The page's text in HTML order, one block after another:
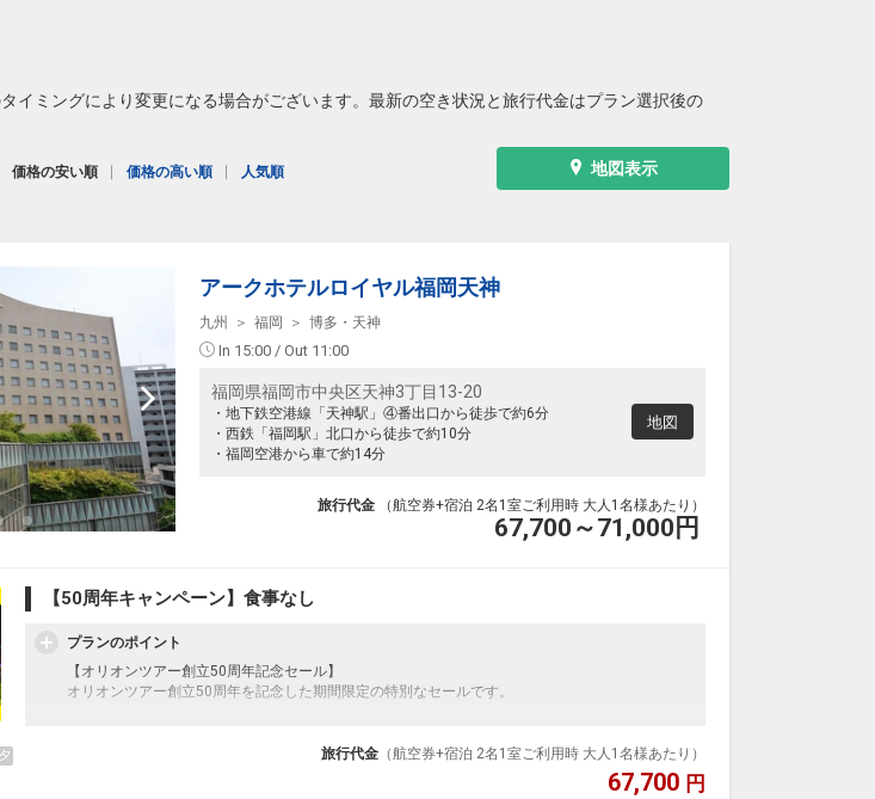
イミングにより変更になる場合がございます。最新の空き状況と旅行代金はプラン選択後の
地図表示
価格の安い順 価格の高い順 人気順
アークホテルロイヤル福岡天神
九州 福岡 博多・天神
In 15:00 / Out 11:00
福岡県福岡市中央区天神3丁目13-20
・地下鉄空港線「天神駅」④番出口から徒歩で約6分
・西鉄「福岡駅」北口から徒歩で約10分
・福岡空港から車で約14分
地図
旅行代金 （航空券+宿泊 2名1室ご利用時 大人1名様あたり）
67,700～71,000 円
【50周年キャンペーン】食事なし
プランのポイント
【オリオンツアー創立50周年記念セール】
オリオンツアー創立50周年を記念した期間限定の特別なセールです。
フライトと宿泊を自由に組み合わせできるダイナミックパッケージだから、一都市滞在はもちろ
夕 旅行代金 （航空券+宿泊 2名1室ご利用時 大人1名様あたり）
67,700 円